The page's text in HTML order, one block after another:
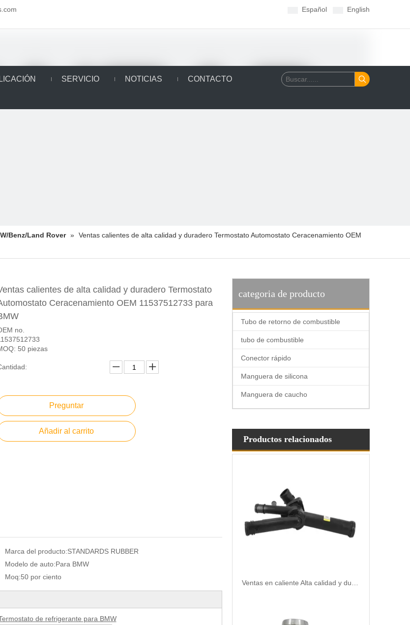
Español English
SERVICIO NOTICIAS CONTACTO
Benz/Land Rover » Ventas calientes de alta calidad y duradero Termostato Automostato Ceracenamiento OEM
calientes de alta calidad y duradero Termostato
Ceracenamiento OEM 11537512733 para
no.
50 piezas
Preguntar
Añadir al carrito
Marca del producto:STANDARDS RUBBER
Modelo de auto:Para BMW
Moq:50 por ciento
de refrigerante para BMW
categoria de producto
Tubo de retorno de combustible
tubo de combustible
Conector rápido
Manguera de silicona
Manguera de caucho
Productos relacionados